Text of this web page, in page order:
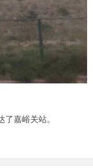
嘉峪关站。